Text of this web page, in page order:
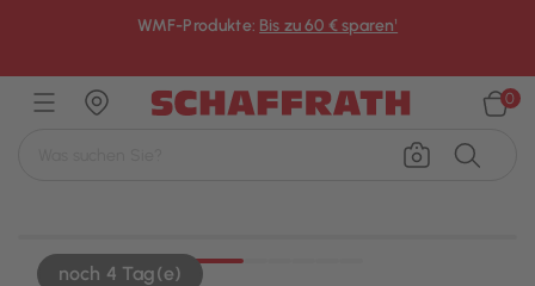
WMF-Produkte: Bis zu 60 € sparen¹
0
noch 4 Tag(e)